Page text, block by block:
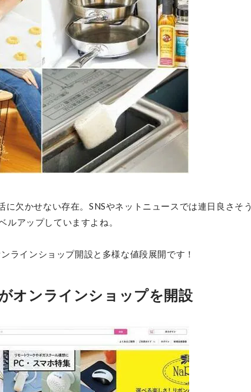
に欠かせない存在。SNSやネットニュースでは連日良さそう
ルアップしていますよね。
ラインショップ開設と多様な値段展開です！
オンラインショップを開設